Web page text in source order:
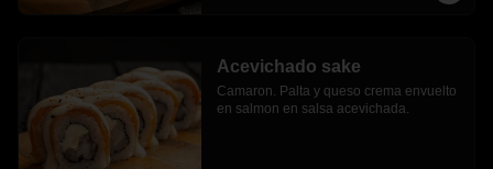
Acevichado sake
Camaron. Palta y queso crema envuelto
en salmon en salsa acevichada.